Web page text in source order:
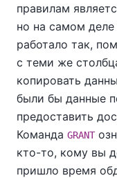
правилам
но на самом
работало так,
с теми же
копировать
были бы данные
предоставить
Команда GRANT
кто-то, кому вы
пришло время